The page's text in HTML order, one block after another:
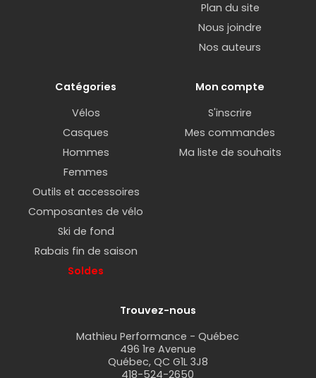
Plan du site
Nous joindre
Nos auteurs
Catégories
Vélos
Casques
Hommes
Femmes
Outils et accessoires
Composantes de vélo
Ski de fond
Rabais fin de saison
Soldes
Mon compte
S'inscrire
Mes commandes
Ma liste de souhaits
Trouvez-nous
Mathieu Performance - Québec
496 1re Avenue
Québec, QC G1L 3J8
418-524-2650